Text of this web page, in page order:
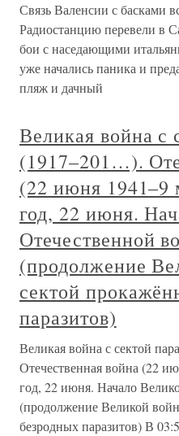
Связь Валенсии с басками
Радиостанцию перевели в
бои с наседающими
уже начались паника и
пляж и дачный
Великая война с
(1917–201…).
(22 июня 1941–9
год, 22 июня.
Отечественной
(продолжение
сектой
паразитов)
Великая война с сектой
Отечественная война (22
год, 22 июня. Начало
(продолжение Великой
безродных паразитов) В